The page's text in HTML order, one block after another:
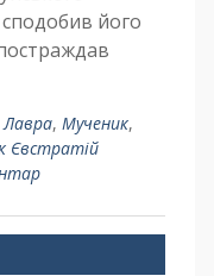
сподобив його
Лавра, Мученик,
Євстратій